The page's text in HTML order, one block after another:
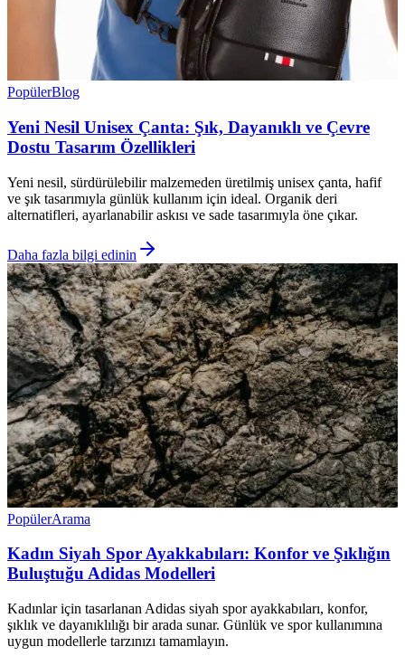
PopülerBlog
Yeni Nesil Unisex Çanta: Şık, Dayanıklı ve Çevre
Dostu Tasarım Özellikleri
Yeni nesil, sürdürülebilir malzemeden üretilmiş unisex çanta, hafif
ve şık tasarımıyla günlük kullanım için ideal. Organik deri
alternatifleri, ayarlanabilir askısı ve sade tasarımıyla öne çıkar.
Daha fazla bilgi edinin
PopülerArama
Kadın Siyah Spor Ayakkabıları: Konfor ve Şıklığın
Buluştuğu Adidas Modelleri
Kadınlar için tasarlanan Adidas siyah spor ayakkabıları, konfor,
şıklık ve dayanıklılığı bir arada sunar. Günlük ve spor kullanımına
uygun modellerle tarzınızı tamamlayın.